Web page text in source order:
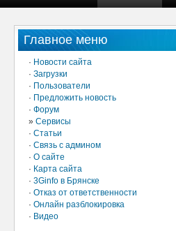
Главное меню
· Новости сайта
· Загрузки
· Пользователи
· Предложить новость
· Форум
» Сервисы
· Статьи
· Связь с админом
· О сайте
· Карта сайта
· 3Ginfo в Брянске
· Отказ от ответственности
· Онлайн разблокировка
· Видео